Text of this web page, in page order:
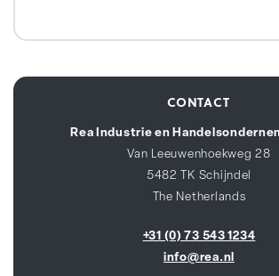
CONTACT
Rea Industrie en
Van Leeuwenhoekweg 28
5482 TK Schijndel
The Netherlands
+31 (0) 73 543 1234
info@rea.nl